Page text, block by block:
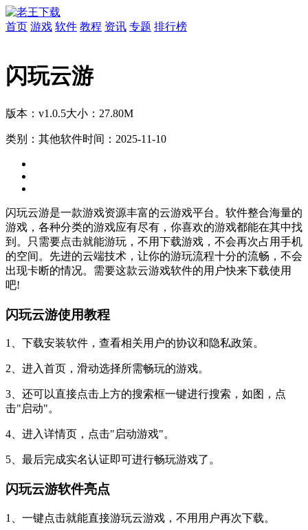
首页 游戏 软件 教程 资讯 专题 排行榜
闪玩云游
版本：v1.0.5大小：27.80M
类别：其他软件时间：2025-11-10
闪玩云游是一款游戏资源丰富的云游戏平台。软件整合海量的
游戏，各种分类的游戏应有尽有，你喜欢的游戏都能在其中找
到。只需要点击就能游玩，不用下载游戏，不会再次占用手机
的空间。先进的云端技术，让你的游玩流程十分的流畅，不会
出现卡断的情况。需要这款云游戏软件的用户快来下载使用
吧!
闪玩云游使用教程
1、下载安装软件，查看相关用户的协议和隐私政策。
2、进入首页，滑动选择所需畅玩的游戏。
3、还可以直接点击上方的搜索框一键进行搜索，如图，点
击"启动"。
4、进入详情页，点击"启动游戏"。
5、最后完成实名认证即可进行畅玩游戏了。
闪玩云游软件亮点
1、一键点击就能直接游玩云游戏，不用用户再次下载。